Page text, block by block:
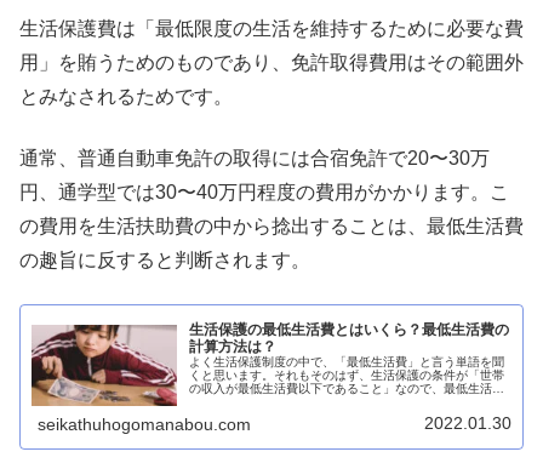
生活保護費は「最低限度の生活を維持するために必要な費
用」を賄うためのものであり、免許取得費用はその範囲外
とみなされるためです。
通常、普通自動車免許の取得には合宿免許で20〜30万
円、通学型では30〜40万円程度の費用がかかります。こ
の費用を生活扶助費の中から捻出することは、最低生活費
の趣旨に反すると判断されます。
生活保護の最低生活費とはいくら？最低生活費の
計算方法は？
よく生活保護制度の中で、「最低生活費」と言う単語を聞
くと思います。それもそのはず、生活保護の条件が「世帯
の収入が最低生活費以下であること」なので、最低生活費
seikathuhogomanabou.com 2022.01.30